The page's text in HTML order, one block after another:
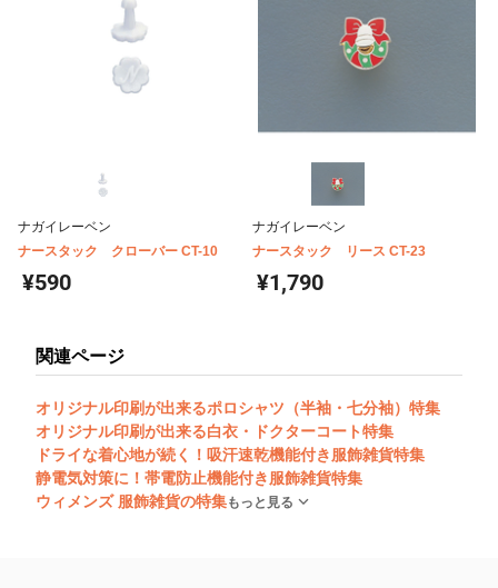
ナガイレーベン
ナースタック クローバー CT-10
¥590
ナガイレーベン
ナースタック リース CT-23
¥1,790
関連ページ
オリジナル印刷が出来るポロシャツ（半袖・七分袖）特集
オリジナル印刷が出来る白衣・ドクターコート特集
ドライな着心地が続く！吸汗速乾機能付き服飾雑貨特集
静電気対策に！帯電防止機能付き服飾雑貨特集
ウィメンズ 服飾雑貨の特集もっと見る